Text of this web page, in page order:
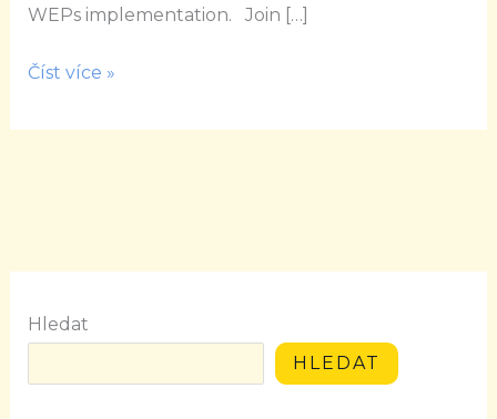
WEPs implementation. Join […]
Číst více »
Hledat
HLEDAT